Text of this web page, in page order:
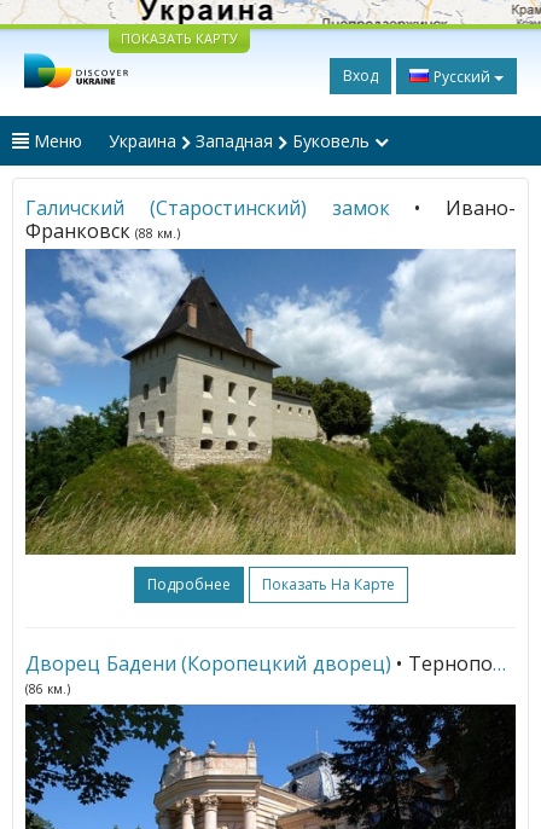
ПОКАЗАТЬ КАРТУ
Вход Русский
Меню Украина Западная Буковель
Галичский (Старостинский) замок
• Ивано-
Франковск (88 км.)
Подробнее Показать На Карте
Дворец Бадени (Коропецкий дворец) • Тернополь
(86 км.)